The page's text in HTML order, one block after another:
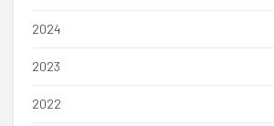
2024
2023
2022